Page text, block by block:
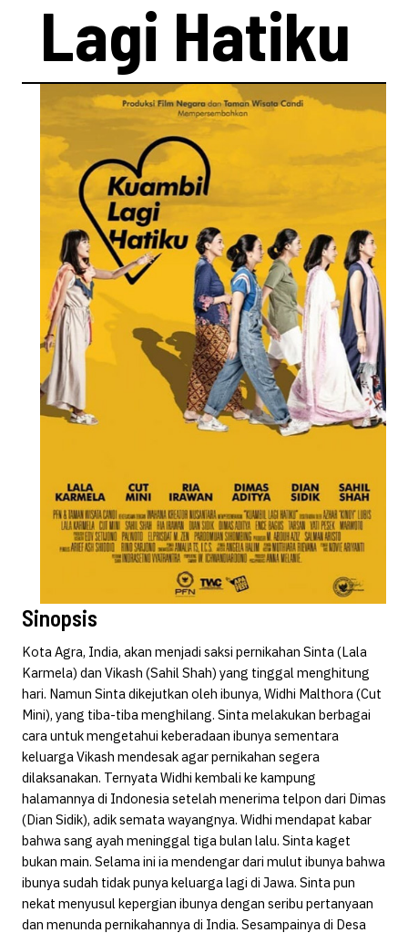
Lagi Hatiku
Sinopsis
Kota Agra, India, akan menjadi saksi pernikahan Sinta (Lala
Karmela) dan Vikash (Sahil Shah) yang tinggal menghitung
hari. Namun Sinta dikejutkan oleh ibunya, Widhi Malthora (Cut
Mini), yang tiba-tiba menghilang. Sinta melakukan berbagai
cara untuk mengetahui keberadaan ibunya sementara
keluarga Vikash mendesak agar pernikahan segera
dilaksanakan. Ternyata Widhi kembali ke kampung
halamannya di Indonesia setelah menerima telpon dari Dimas
(Dian Sidik), adik semata wayangnya. Widhi mendapat kabar
bahwa sang ayah meninggal tiga bulan lalu. Sinta kaget
bukan main. Selama ini ia mendengar dari mulut ibunya bahwa
ibunya sudah tidak punya keluarga lagi di Jawa. Sinta pun
nekat menyusul kepergian ibunya dengan seribu pertanyaan
dan menunda pernikahannya di India. Sesampainya di Desa